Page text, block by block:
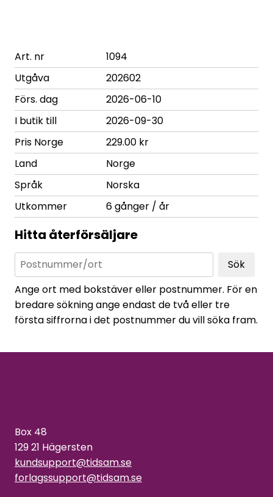
Art. nr
1094
Utgåva
202602
Förs. dag
2026-06-10
I butik till
2026-09-30
Pris Norge
229.00 kr
Land
Norge
Språk
Norska
Utkommer
6 gånger / år
Hitta återförsäljare
Sök
Ange ort med bokstäver eller postnummer. För en
bredare sökning ange endast de två eller tre
första siffrorna i det postnummer du vill söka fram.
Box 48
129 21 Hägersten
kundsupport@tidsam.se
forlagssupport@tidsam.se